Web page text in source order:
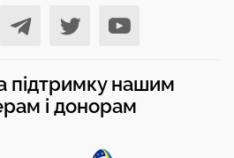
підтримку нашим
і донорам